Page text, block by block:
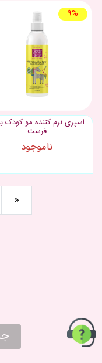
9%
اسپری نرم کننده مو کودک
فرست
ناموجود
»